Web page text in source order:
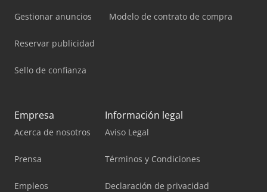
Gestionar anuncios
Reservar publicidad
Sello de confianza
Modelo de contrato de compra
Empresa
Acerca de nosotros
Prensa
Empleos
Información legal
Aviso Legal
Términos y Condiciones
Declaración de privacidad